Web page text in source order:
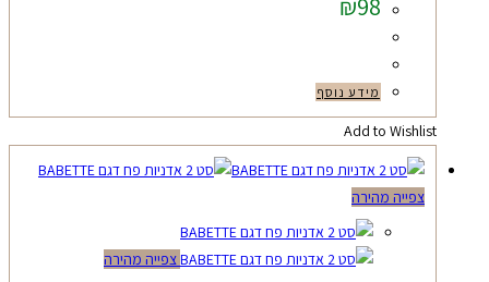
₪98
מידע נוסף
Add to Wishlist
צפייה מהירה
צפייה מהירה